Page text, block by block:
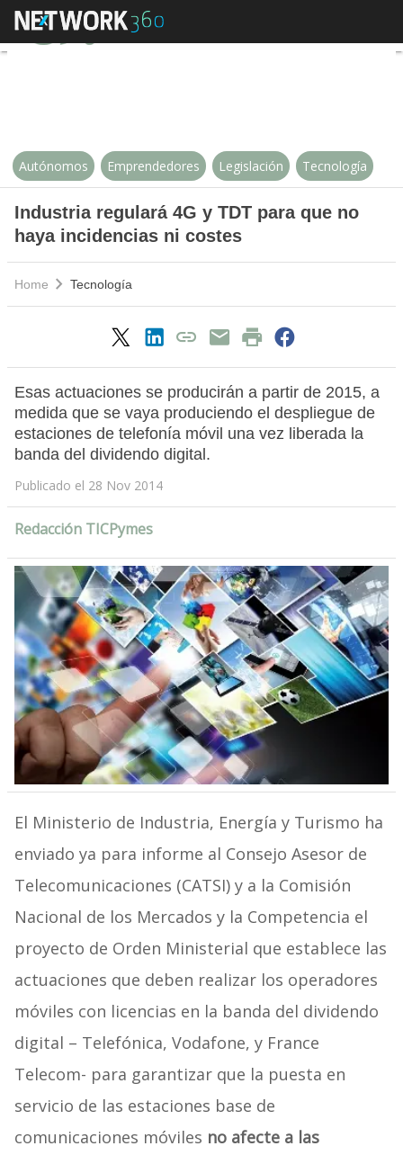
Industria regulará 4G y TDT
Autónomos Emprendedores Legislación Tecnología
Industria regulará 4G y TDT para que no
haya incidencias ni costes
Home Tecnología
Esas actuaciones se producirán a partir de 2015, a
medida que se vaya produciendo el despliegue de
estaciones de telefonía móvil una vez liberada la
banda del dividendo digital.
Publicado el 28 Nov 2014
Redacción TICPymes
El Ministerio de Industria, Energía y Turismo ha
enviado ya para informe al Consejo Asesor de
Telecomunicaciones (CATSI) y a la Comisión
Nacional de los Mercados y la Competencia el
proyecto de Orden Ministerial que establece las
actuaciones que deben realizar los operadores
móviles con licencias en la banda del dividendo
digital – Telefónica, Vodafone, y France
Telecom- para garantizar que la puesta en
servicio de las estaciones base de
comunicaciones móviles no afecte a las